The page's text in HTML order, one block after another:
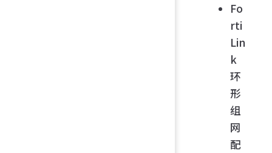
Fo
rti
Lin
k
环
形
组
网
配